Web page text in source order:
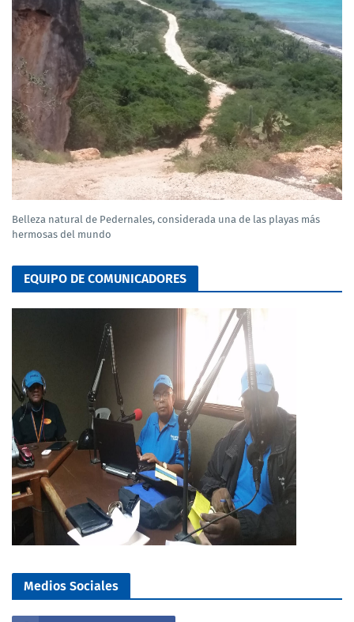
Belleza natural de Pedernales, considerada una de las playas más
hermosas del mundo
EQUIPO DE COMUNICADORES
Medios Sociales